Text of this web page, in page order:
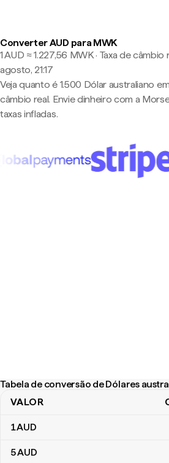
Converter AUD para MWK
1 AUD ≈ 1.227,56 MWK · Taxa de câmbio
agosto, 21:17
Veja quanto é 1.500 Dólar australiano
câmbio real. Envie dinheiro com a
taxas infladas.
Tabela de conversão de Dólares
Tabela de conversão de Dólares
VALOR
1AUD
5AUD